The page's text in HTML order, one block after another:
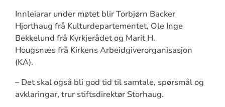
Innleiarar under møtet blir Torbjørn Backer
Hjorthaug frå Kulturdepartementet, Ole Inge
Bekkelund frå Kyrkjerådet og Marit H.
Hougsnæsfrå Kirkens Arbeidgiverorganisasjon
(KA).
– Det skal også bli god tid til samtale, spørsmål og
avklaringar, trur stiftsdirektør Storhaug.